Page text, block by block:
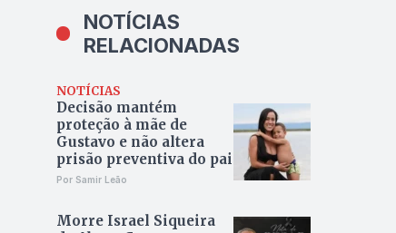
NOTÍCIAS
RELACIONADAS
NOTÍCIAS
Decisão mantém
proteção à mãe de
Gustavo e não altera
prisão preventiva do pai
Por Samir Leão
Morre Israel Siqueira